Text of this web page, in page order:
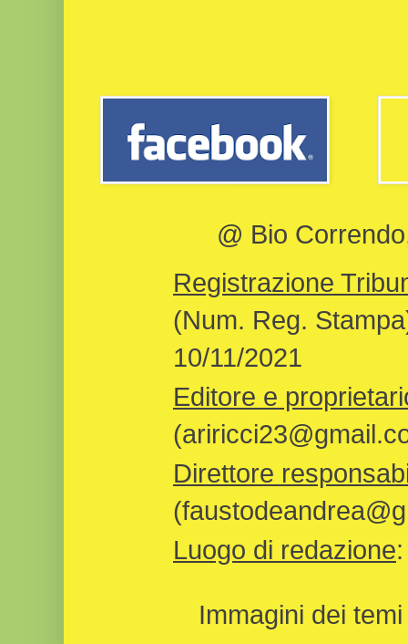
@ Bio
Registrazione
(Num. Reg.
10/11/2021
Editore e
Direttore
Luogo di redazione
Immagini dei